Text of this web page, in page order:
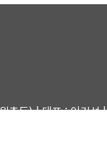
원촌동) | 대표 : 이